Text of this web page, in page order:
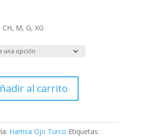
M, G, XG
al carrito
Hamsa Ojo Turco Etiquetas: